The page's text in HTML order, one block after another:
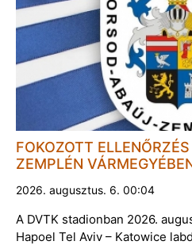
FOKOZOTT
ZEMPLÉN
2026. augusztus. 6. 00:04
A DVTK stadionban 2026.
Hapoel Tel Aviv – Katowice